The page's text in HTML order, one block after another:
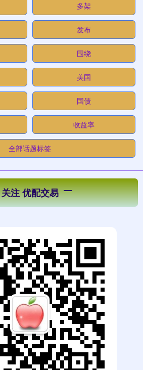
多架
发布
围绕
美国
国债
收益率
全部话题标签
关注 优配交易